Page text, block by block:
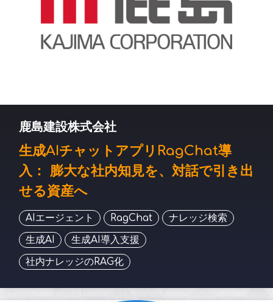
鹿島建設株式会社
生成AIチャットアプリRagChat導
入： 膨大な社内知見を、対話で引き出
せる資産へ
AIエージェント RagChat
ナレッジ検索
生成AI
生成AI導入支援
社内ナレッジのRAG化